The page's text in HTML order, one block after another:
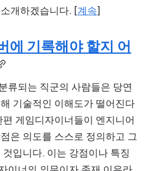
개하겠습니다. [계속]
에 기록해야 할지 어
류되는 직군의 사람들은 당연
기술적인 이해도가 떨어진다
게임디자이너들이 엔지니어
은 의도를 스스로 정의하고 그
입니다. 이는 강점이나 특징